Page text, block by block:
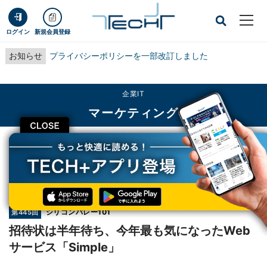
ログイン 新規会員登録
お知らせ プライバシーポリシーを一部改訂しました
CLOSE
企業IT
マーケティング
TECH+ 企業IT
マーケティング
招待状は半年待ち、今年最も気になったWebサービス「Simple」
第445回 シリコンバレー101
招待状は半年待ち、今年最も気になったWeb
サービス「Simple」